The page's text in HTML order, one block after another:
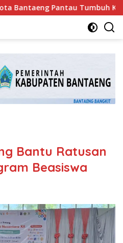
Pantau Tumbuh Kembang
Bantu Ratusan
Beasiswa